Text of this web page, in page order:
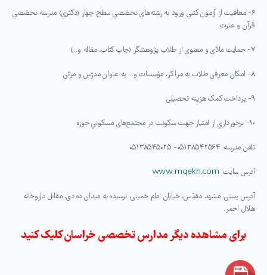
۶- معافيت از آزمون كتبي ورود به رشته‌هاي تخصّصي سطح چهار (دكتري) مدرسه تخصّصي
قرآن و عترت.
۷- حمایت مادّی و معنوی از طلاب پژوهشگر (چاپ کتاب، مقاله و…)
۸- امکان معرفی طلاب به مراکز، مؤسسات و… به عنوان مدرّس و مربّی
۹- پرداخت کمک هزینه تحصیلی
۱۰- برخورداري از امتياز جهت سكونت در مجتمع‌های مسكوني حوزه
تلفن مدرسه: ۰۵۱۳۸۵۴۲۵۶۴- ۰۵۱۳۸۵۴۵۰۲۵
آدرس سایت: www.mqekh.com
آدرس پستی: مشهد مقدّس، خیابان امام خمینی، نرسیده به میدان ده دی، مقابل داروخانه
هلال احمر.
برای مشاهده دیگر مدارس تخصصی خراسان کلیک کنید